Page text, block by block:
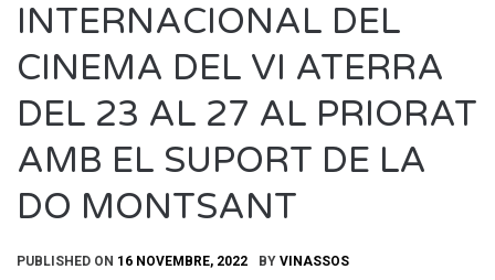
INTERNACIONAL DEL
CINEMA DEL VI ATERRA
DEL 23 AL 27 AL PRIORAT
AMB EL SUPORT DE LA
DO MONTSANT
PUBLISHED ON 16 NOVEMBRE, 2022 BY VINASSOS